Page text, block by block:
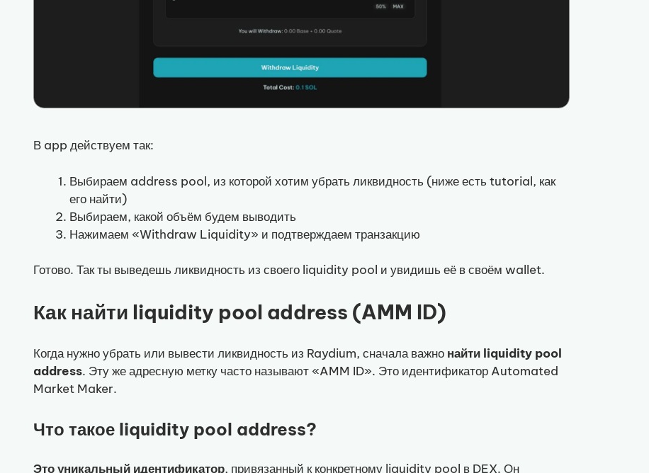
В app действуем так:
Выбираем address pool, из которой хотим убрать ликвидность (ниже есть tutorial, как
его найти)
Выбираем, какой объём будем выводить
Нажимаем «Withdraw Liquidity» и подтверждаем транзакцию
Готово. Так ты выведешь ликвидность из своего liquidity pool и увидишь её в своём wallet.
Как найти liquidity pool address (AMM ID)
Когда нужно убрать или вывести ликвидность из Raydium, сначала важно найти liquidity pool
address. Эту же адресную метку часто называют «AMM ID». Это идентификатор Automated
Market Maker.
Что такое liquidity pool address?
Это уникальный идентификатор, привязанный к конкретному liquidity pool в DEX. Он